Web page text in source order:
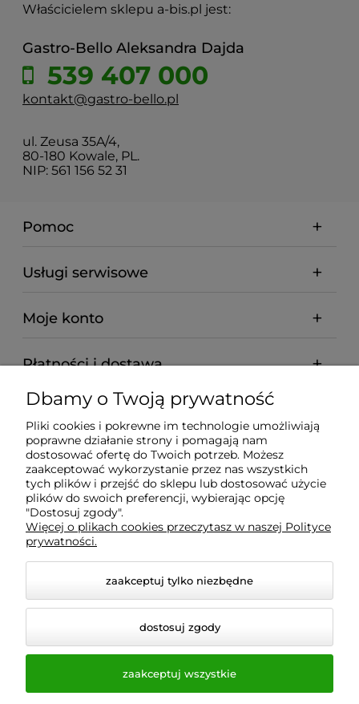
Właścicielem sklepu a-bis.pl jest:
Gastro-Bello Aleksandra Dajda
539 407 000
kontakt@gastro-bello.pl
ul. Zeusa 35A/4,
80-180 Kowale, PL.
NIP: 561 156 52 31
Pomoc
Usługi serwisowe
Moje konto
Płatności i dostawa
Informacje
O nas
Wyposażenie Gastronomii - Projekty Technologiczne -
Sklep Gastronomiczny - Serwis Sprzętu
Gastronomicznego | Gdańsk - Trójmiasto - Pomorskie
© 2026 a-bis.pl. Wszelkie prawa zastrzeżone.
Dbamy o Twoją prywatność
Pliki cookies i pokrewne im technologie umożliwiają
poprawne działanie strony i pomagają nam
dostosować ofertę do Twoich potrzeb. Możesz
zaakceptować wykorzystanie przez nas wszystkich
tych plików i przejść do sklepu lub dostosować użycie
plików do swoich preferencji, wybierając opcję
"Dostosuj zgody".
Więcej o plikach cookies przeczytasz w naszej Polityce
prywatności.
zaakceptuj tylko niezbędne
dostosuj zgody
zaakceptuj wszystkie